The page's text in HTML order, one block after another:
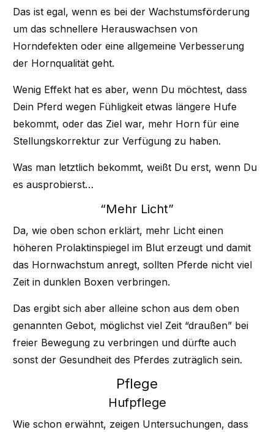
Das ist egal, wenn es bei der Wachstumsförderung
um das schnellere Herauswachsen von
Horndefekten oder eine allgemeine Verbesserung
der Hornqualität geht.
Wenig Effekt hat es aber, wenn Du möchtest, dass
Dein Pferd wegen Fühligkeit etwas längere Hufe
bekommt, oder das Ziel war, mehr Horn für eine
Stellungskorrektur zur Verfügung zu haben.
Was man letztlich bekommt, weißt Du erst, wenn Du
es ausprobierst…
“Mehr Licht”
Da, wie oben schon erklärt, mehr Licht einen
höheren Prolaktinspiegel im Blut erzeugt und damit
das Hornwachstum anregt, sollten Pferde nicht viel
Zeit in dunklen Boxen verbringen.
Das ergibt sich aber alleine schon aus dem oben
genannten Gebot, möglichst viel Zeit “draußen” bei
freier Bewegung zu verbringen und dürfte auch
sonst der Gesundheit des Pferdes zuträglich sein.
Pflege
Hufpflege
Wie schon erwähnt, zeigen Untersuchungen, dass